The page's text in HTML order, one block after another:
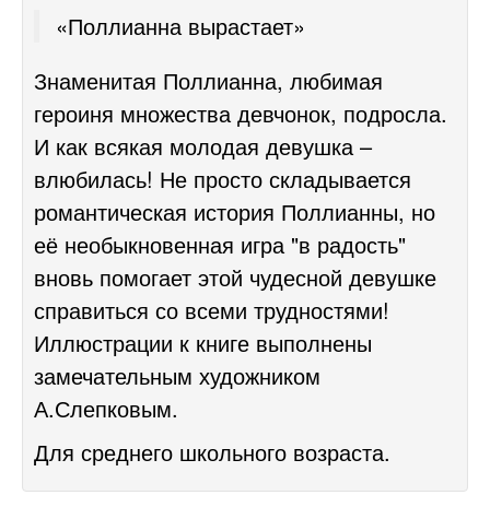
«Поллианна вырастает»
Знаменитая Поллианна, любимая
героиня множества девчонок, подросла.
И как всякая молодая девушка –
влюбилась! Не просто складывается
романтическая история Поллианны, но
её необыкновенная игра "в радость"
вновь помогает этой чудесной девушке
справиться со всеми трудностями!
Иллюстрации к книге выполнены
замечательным художником
А.Слепковым.
Для среднего школьного возраста.